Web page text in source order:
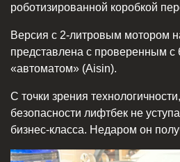
роботизированной коробкой
Версия с 2-литровым мотором
представлена с проверенным с
«автоматом» (Aisin).
С точки зрения
безопасности лифтбек не
бизнес-класса. Недаром он